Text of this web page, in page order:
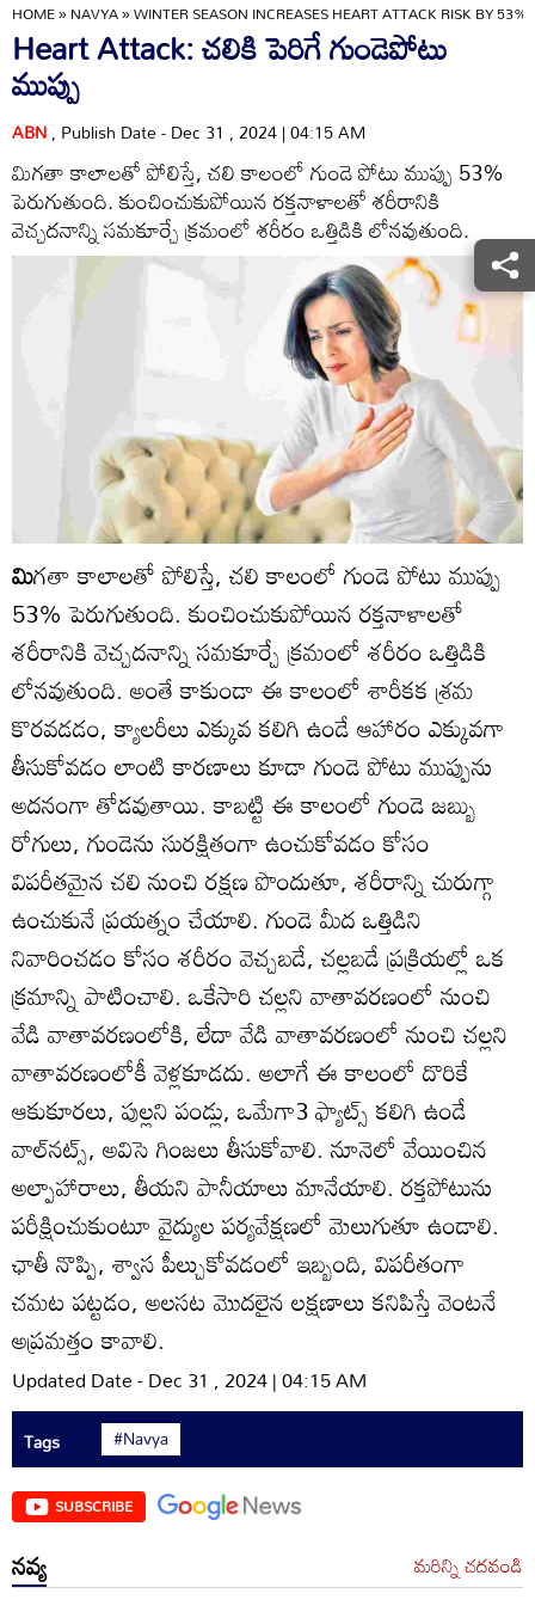
HOME»NAVYA»WINTER SEASON INCREASES HEART ATTACK RISK BY 53%
Heart Attack: చలికి పెరిగే గుండెపోటు
ముప్పు
ABN, Publish Date - Dec 31 , 2024 | 04:15 AM
మిగతా కాలాలతో పోలిస్తే, చలి కాలంలో గుండె పోటు ముప్పు 53%
పెరుగుతుంది. కుంచించుకుపోయిన రక్తనాళాలతో శరీరానికి
వెచ్చదనాన్ని సమకూర్చే క్రమంలో శరీరం ఒత్తిడికి లోనవుతుంది.
మిగతా కాలాలతో పోలిస్తే, చలి కాలంలో గుండె పోటు ముప్పు
53% పెరుగుతుంది. కుంచించుకుపోయిన రక్తనాళాలతో
శరీరానికి వెచ్చదనాన్ని సమకూర్చే క్రమంలో శరీరం ఒత్తిడికి
లోనవుతుంది. అంతే కాకుండా ఈ కాలంలో శారీకక శ్రమ
కొరవడడం, క్యాలరీలు ఎక్కువ కలిగి ఉండే ఆహారం ఎక్కువగా
తీసుకోవడం లాంటి కారణాలు కూడా గుండె పోటు ముప్పును
అదనంగా తోడవుతాయి. కాబట్టి ఈ కాలంలో గుండె జబ్బు
రోగులు, గుండెను సురక్షితంగా ఉంచుకోవడం కోసం
విపరీతమైన చలి నుంచి రక్షణ పొందుతూ, శరీరాన్ని చురుగ్గా
ఉంచుకునే ప్రయత్నం చేయాలి. గుండె మీద ఒత్తిడిని
నివారించడం కోసం శరీరం వెచ్చబడే, చల్లబడే ప్రక్రియల్లో ఒక
క్రమాన్ని పాటించాలి. ఒకేసారి చల్లని వాతావరణంలో నుంచి
వేడి వాతావరణంలోకి, లేదా వేడి వాతావరణంలో నుంచి చల్లని
వాతావరణంలోకీ వెళ్లకూడదు. అలాగే ఈ కాలంలో దొరికే
ఆకుకూరలు, పుల్లని పండ్లు, ఒమేగా3 ఫ్యాట్స్‌ కలిగి ఉండే
వాల్‌నట్స్‌, అవిసె గింజలు తీసుకోవాలి. నూనెలో వేయించిన
అల్పాహారాలు, తీయని పానీయాలు మానేయాలి. రక్తపోటును
పరీక్షించుకుంటూ వైద్యుల పర్యవేక్షణలో మెలుగుతూ ఉండాలి.
ఛాతీ నొప్పి, శ్వాస పీల్చుకోవడంలో ఇబ్బంది, విపరీతంగా
చమట పట్టడం, అలసట మొదలైన లక్షణాలు కనిపిస్తే వెంటనే
అప్రమత్తం కావాలి.
Updated Date - Dec 31 , 2024 | 04:15 AM
Tags #Navya
SUBSCRIBE
నవ్య మరిన్ని చదవండి